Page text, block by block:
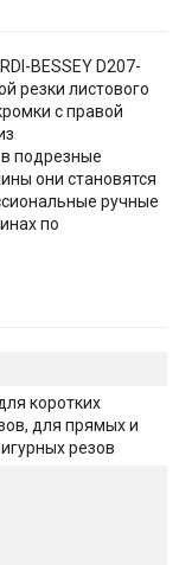
BESSEY D207-
резки листового
с правой
подрезные
они становятся
ручные
по
коротких
для прямых и
резов